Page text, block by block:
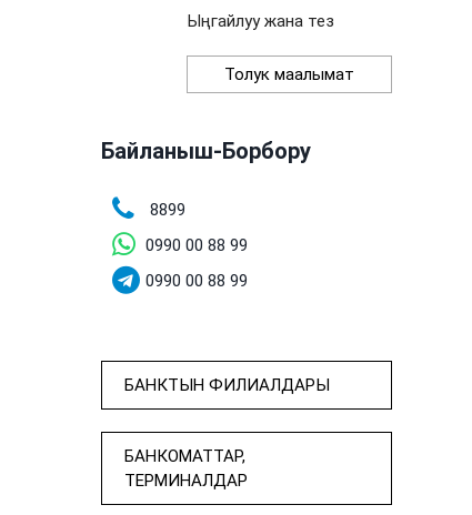
Ыңгайлуу жана тез
Толук маалымат
Байланыш-Борбору
8899
0990 00 88 99
0990 00 88 99
БАНКТЫН ФИЛИАЛДАРЫ
БАНКОМАТТАР,
ТЕРМИНАЛДАР